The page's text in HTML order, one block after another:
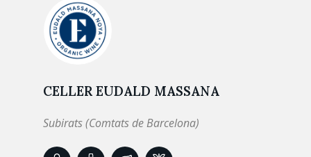
CELLER EUDALD MASSANA
Subirats (Comtats de Barcelona)